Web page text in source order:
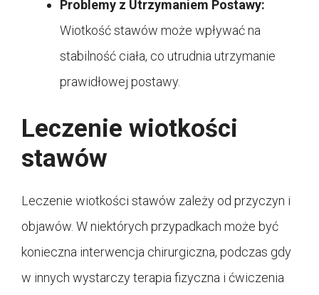
Problemy z Utrzymaniem Postawy:
Wiotkość stawów może wpływać na
stabilność ciała, co utrudnia utrzymanie
prawidłowej postawy.
Leczenie wiotkości
stawów
Leczenie wiotkości stawów zależy od przyczyn i
objawów. W niektórych przypadkach może być
konieczna interwencja chirurgiczna, podczas gdy
w innych wystarczy terapia fizyczna i ćwiczenia